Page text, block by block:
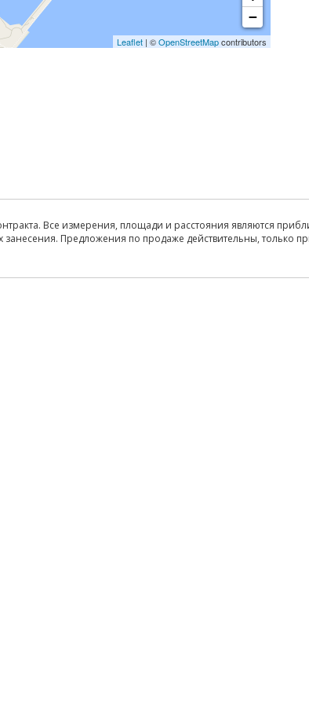
−
Leaflet | ©OpenStreetMapcontributors
Все измерения, площади и расстояния являются
занесения. Предложения по продаже действительны,